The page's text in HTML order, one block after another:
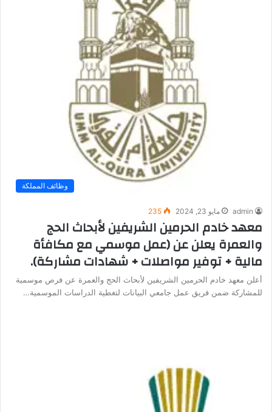
وظائف المملكة
admin مايو 23, 2024 235
معهد خادم الحرمين الشريفين لأبحاث الحج
والعمرة يعلن عن (عمل موسمي مع مكافأة
مالية + توفير مواصلات + شهادات مشاركة).
أعلن معهد خادم الحرمين الشريفين لأبحاث الحج والعمرة عن فرص موسمية
للمشاركة ضمن فريق عمل جامعي البيانات لتغطية الدراسات الموسمية…